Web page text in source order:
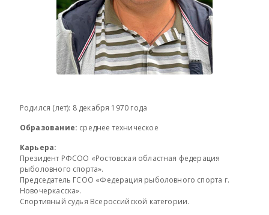
Родился (лет): 8 декабря 1970 года
Образование: среднее техническое
Карьера:
Президент РФСОО «Ростовская областная федерация
рыболовного спорта».
Председатель ГСОО «Федерация рыболовного спорта г.
Новочеркасска».
Спортивный судья Всероссийской категории.